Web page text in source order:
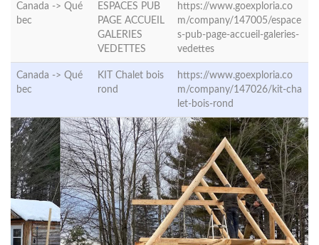
Canada -> Qué
bec
ESPACES PUB
PAGE ACCUEIL
GALERIES
VEDETTES
https://www.goexploria.co
m/company/147005/espace
s-pub-page-accueil-galeries-
vedettes
Canada -> Qué
bec
KIT Chalet bois
rond
https://www.goexploria.co
m/company/147026/kit-cha
let-bois-rond